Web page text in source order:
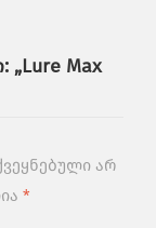
Max
არ
*